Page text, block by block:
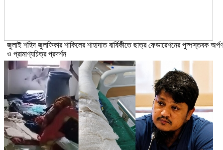
​জুলাই শহিদ জুলফিকার শাকিলের শাহাদাত বার্ষিকীতে ছাত্র ফেডারেশনের পুষ্পস্তবক অর্পণ
ও প্রামাণ্যচিত্র প্রদর্শন